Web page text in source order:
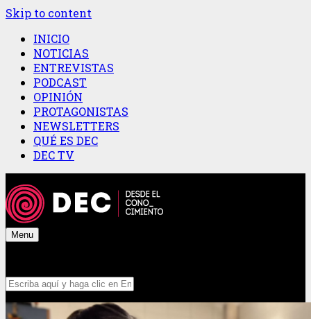
Skip to content
INICIO
NOTICIAS
ENTREVISTAS
PODCAST
OPINIÓN
PROTAGONISTAS
NEWSLETTERS
QUÉ ES DEC
DEC TV
Menu